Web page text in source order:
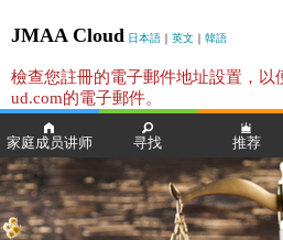
JMAA Cloud 日本語 ｜ 英文 ｜ 韓語
檢查您註冊的電子郵件地址設置，以
ud.com的電子郵件。
家庭成员讲师 寻找 推荐